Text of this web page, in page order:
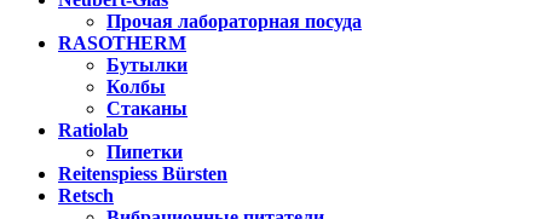
Прочая лабораторная посуда
RASOTHERM
Бутылки
Колбы
Стаканы
Ratiolab
Пипетки
Reitenspiess Bürsten
Retsch